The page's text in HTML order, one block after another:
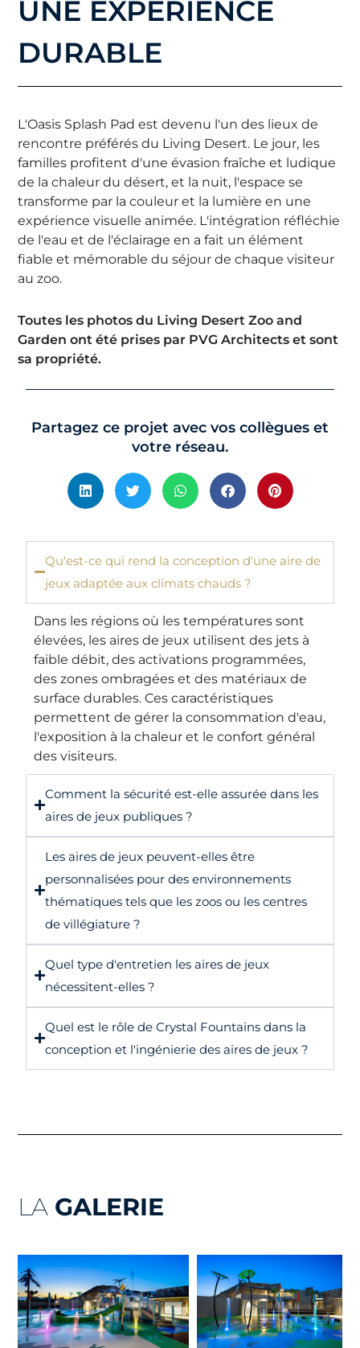
UNE EXPÉRIENCE
DURABLE
L'Oasis Splash Pad est devenu l'un des lieux de
rencontre préférés du Living Desert. Le jour, les
familles profitent d'une évasion fraîche et ludique
de la chaleur du désert, et la nuit, l'espace se
transforme par la couleur et la lumière en une
expérience visuelle animée. L'intégration réfléchie
de l'eau et de l'éclairage en a fait un élément
fiable et mémorable du séjour de chaque visiteur
au zoo.
Toutes les photos du Living Desert Zoo and
Garden ont été prises par PVG Architects et sont
sa propriété.
Partagez ce projet avec vos collègues et
votre réseau.
Qu'est-ce qui rend la conception d'une aire de
jeux adaptée aux climats chauds ?
Dans les régions où les températures sont
élevées, les aires de jeux utilisent des jets à
faible débit, des activations programmées,
des zones ombragées et des matériaux de
surface durables. Ces caractéristiques
permettent de gérer la consommation d'eau,
l'exposition à la chaleur et le confort général
des visiteurs.
Comment la sécurité est-elle assurée dans les
aires de jeux publiques ?
Les aires de jeux peuvent-elles être
personnalisées pour des environnements
thématiques tels que les zoos ou les centres
de villégiature ?
Quel type d'entretien les aires de jeux
nécessitent-elles ?
Quel est le rôle de Crystal Fountains dans la
conception et l'ingénierie des aires de jeux ?
LA GALERIE